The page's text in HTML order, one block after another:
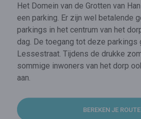
Het Domein van de Grotten van
een parking. Er zijn wel betalende
parkings in het centrum van het
dag. De toegang tot deze parkings
Lessestraat. Tijdens de drukke
sommige inwoners van het dorp
aan.
BEREKEN JE ROUTE